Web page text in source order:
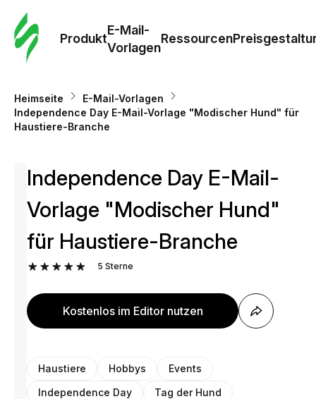
Produkt
E-Mail-
Vorlagen
Ressourcen
Heimseite
E-Mail-Vorlagen
Independence Day E-Mail-Vorlage "Modischer Hund" für
Haustiere-Branche
Independence Day E-Mail-
Vorlage "Modischer Hund"
für Haustiere-Branche
5 Sterne
Kostenlos im Editor nutzen
Haustiere Hobbys
Events
Independence Day
Tag der Hund